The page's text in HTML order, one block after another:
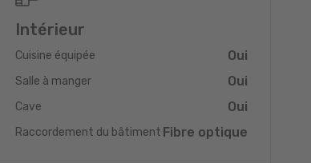
Intérieur
Cuisine équipée Oui
Salle à manger Oui
Cave Oui
Raccordement du bâtiment Fibre optique